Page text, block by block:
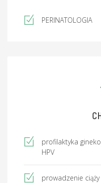
PERINATOLOGIA
profilaktyka
HPV
prowadzenie